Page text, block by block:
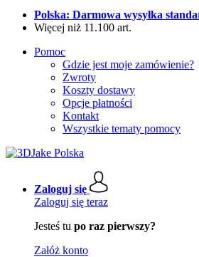
Polska: Darmowa wysyłka
Więcej niż 11.100 art.
Pomoc
Gdzie jest moje zamówienie?
Zwroty
Koszty dostawy
Opcje płatności
Kontakt
Wszystkie tematy pomocy
Zaloguj się
Zaloguj się teraz
Jesteś tu po raz pierwszy?
Załóż konto